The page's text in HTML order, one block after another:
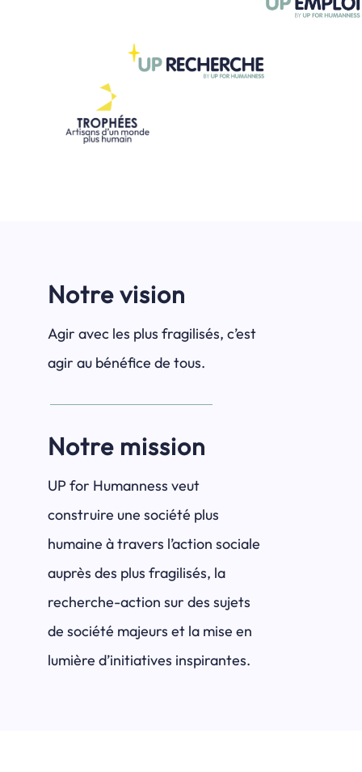
Notre vision
Agir avec les plus fragilisés, c’est
agir au bénéfice de tous.
Notre mission
UP for Humanness veut
construire une société plus
humaine à travers l’action sociale
auprès des plus fragilisés, la
recherche-action sur des sujets
de société majeurs et la mise en
lumière d’initiatives inspirantes.